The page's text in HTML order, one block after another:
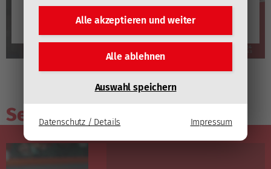
Alle akzeptieren undweiter
Alle ablehnen
Auswahl speichern
Datenschutz / Details Impressum
Video laden
YouTube immer automatisch laden
Sendungsarchiv